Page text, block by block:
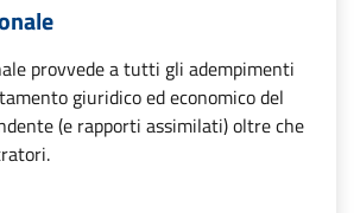
provvede a tutti gli adempimenti
giuridico ed economico del
(e rapporti assimilati) oltre che